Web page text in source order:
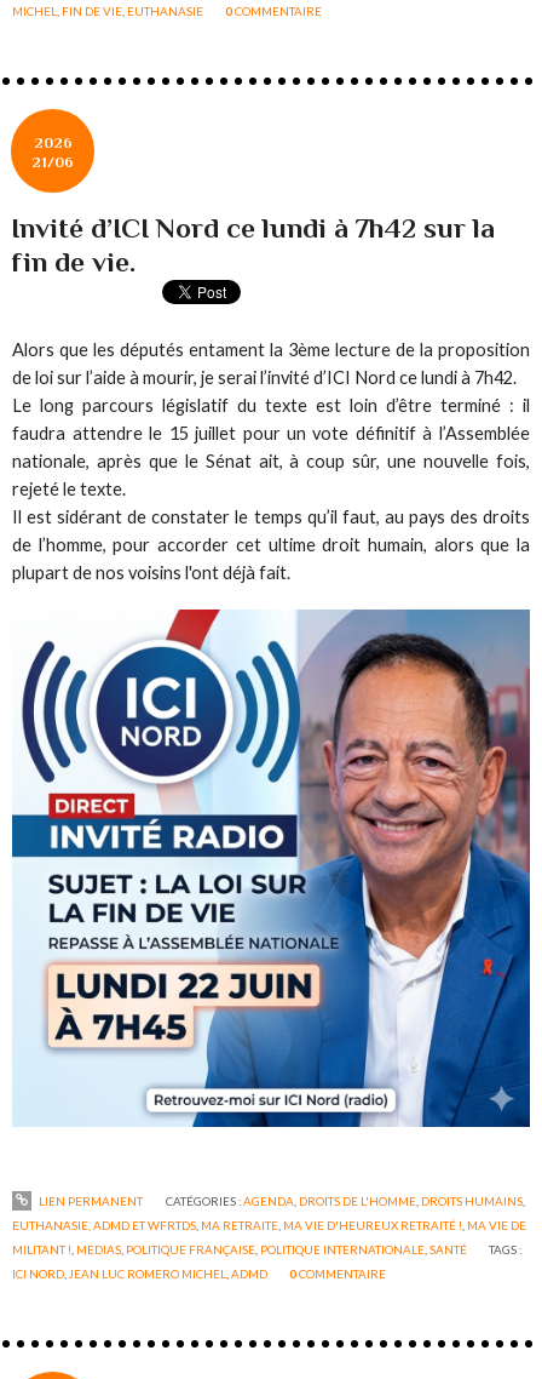
MICHEL FIN DE VIE EUTHANASIE 0COMMENTAIRE
2026
21/06
Invité d’ICI Nord ce lundi à 7h42 sur la
fin de vie.
Alors que les députés entament la 3ème lecture de la proposition
de loi sur l’aide à mourir, je serai l’invité d’ICI Nord ce lundi à 7h42.
Le long parcours législatif du texte est loin d’être terminé : il
faudra attendre le 15 juillet pour un vote définitif à l’Assemblée
nationale, après que le Sénat ait, à coup sûr, une nouvelle fois,
rejeté le texte.
Il est sidérant de constater le temps qu’il faut, au pays des droits
de l’homme, pour accorder cet ultime droit humain, alors que la
plupart de nos voisins l'ont déjà fait.
LIEN PERMANENT CATÉGORIES :AGENDA DROITS DE L'HOMME, DROITS HUMAINS,
EUTHANASIE, ADMD ET WFRTDS MA RETRAITE MA VIE D'HEUREUX RETRAITÉ ! MA VIE DE
MILITANT ! MEDIAS POLITIQUE FRANÇAISE POLITIQUE INTERNATIONALE ,SANTÉ
TAGS :
ICI NORD JEAN LUC ROMERO MICHEL ,ADMD 0COMMENTAIRE